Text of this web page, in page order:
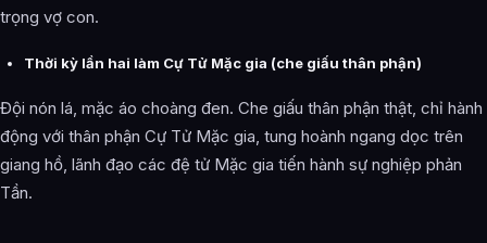
trọng vợ con.
Thời kỳ lần hai làm Cự Tử Mặc gia (che giấu thân phận)
Đội nón lá, mặc áo choàng đen. Che giấu thân phận thật, chỉ hành
động với thân phận Cự Tử Mặc gia, tung hoành ngang dọc trên
giang hồ, lãnh đạo các đệ tử Mặc gia tiến hành sự nghiệp phản
Tần.